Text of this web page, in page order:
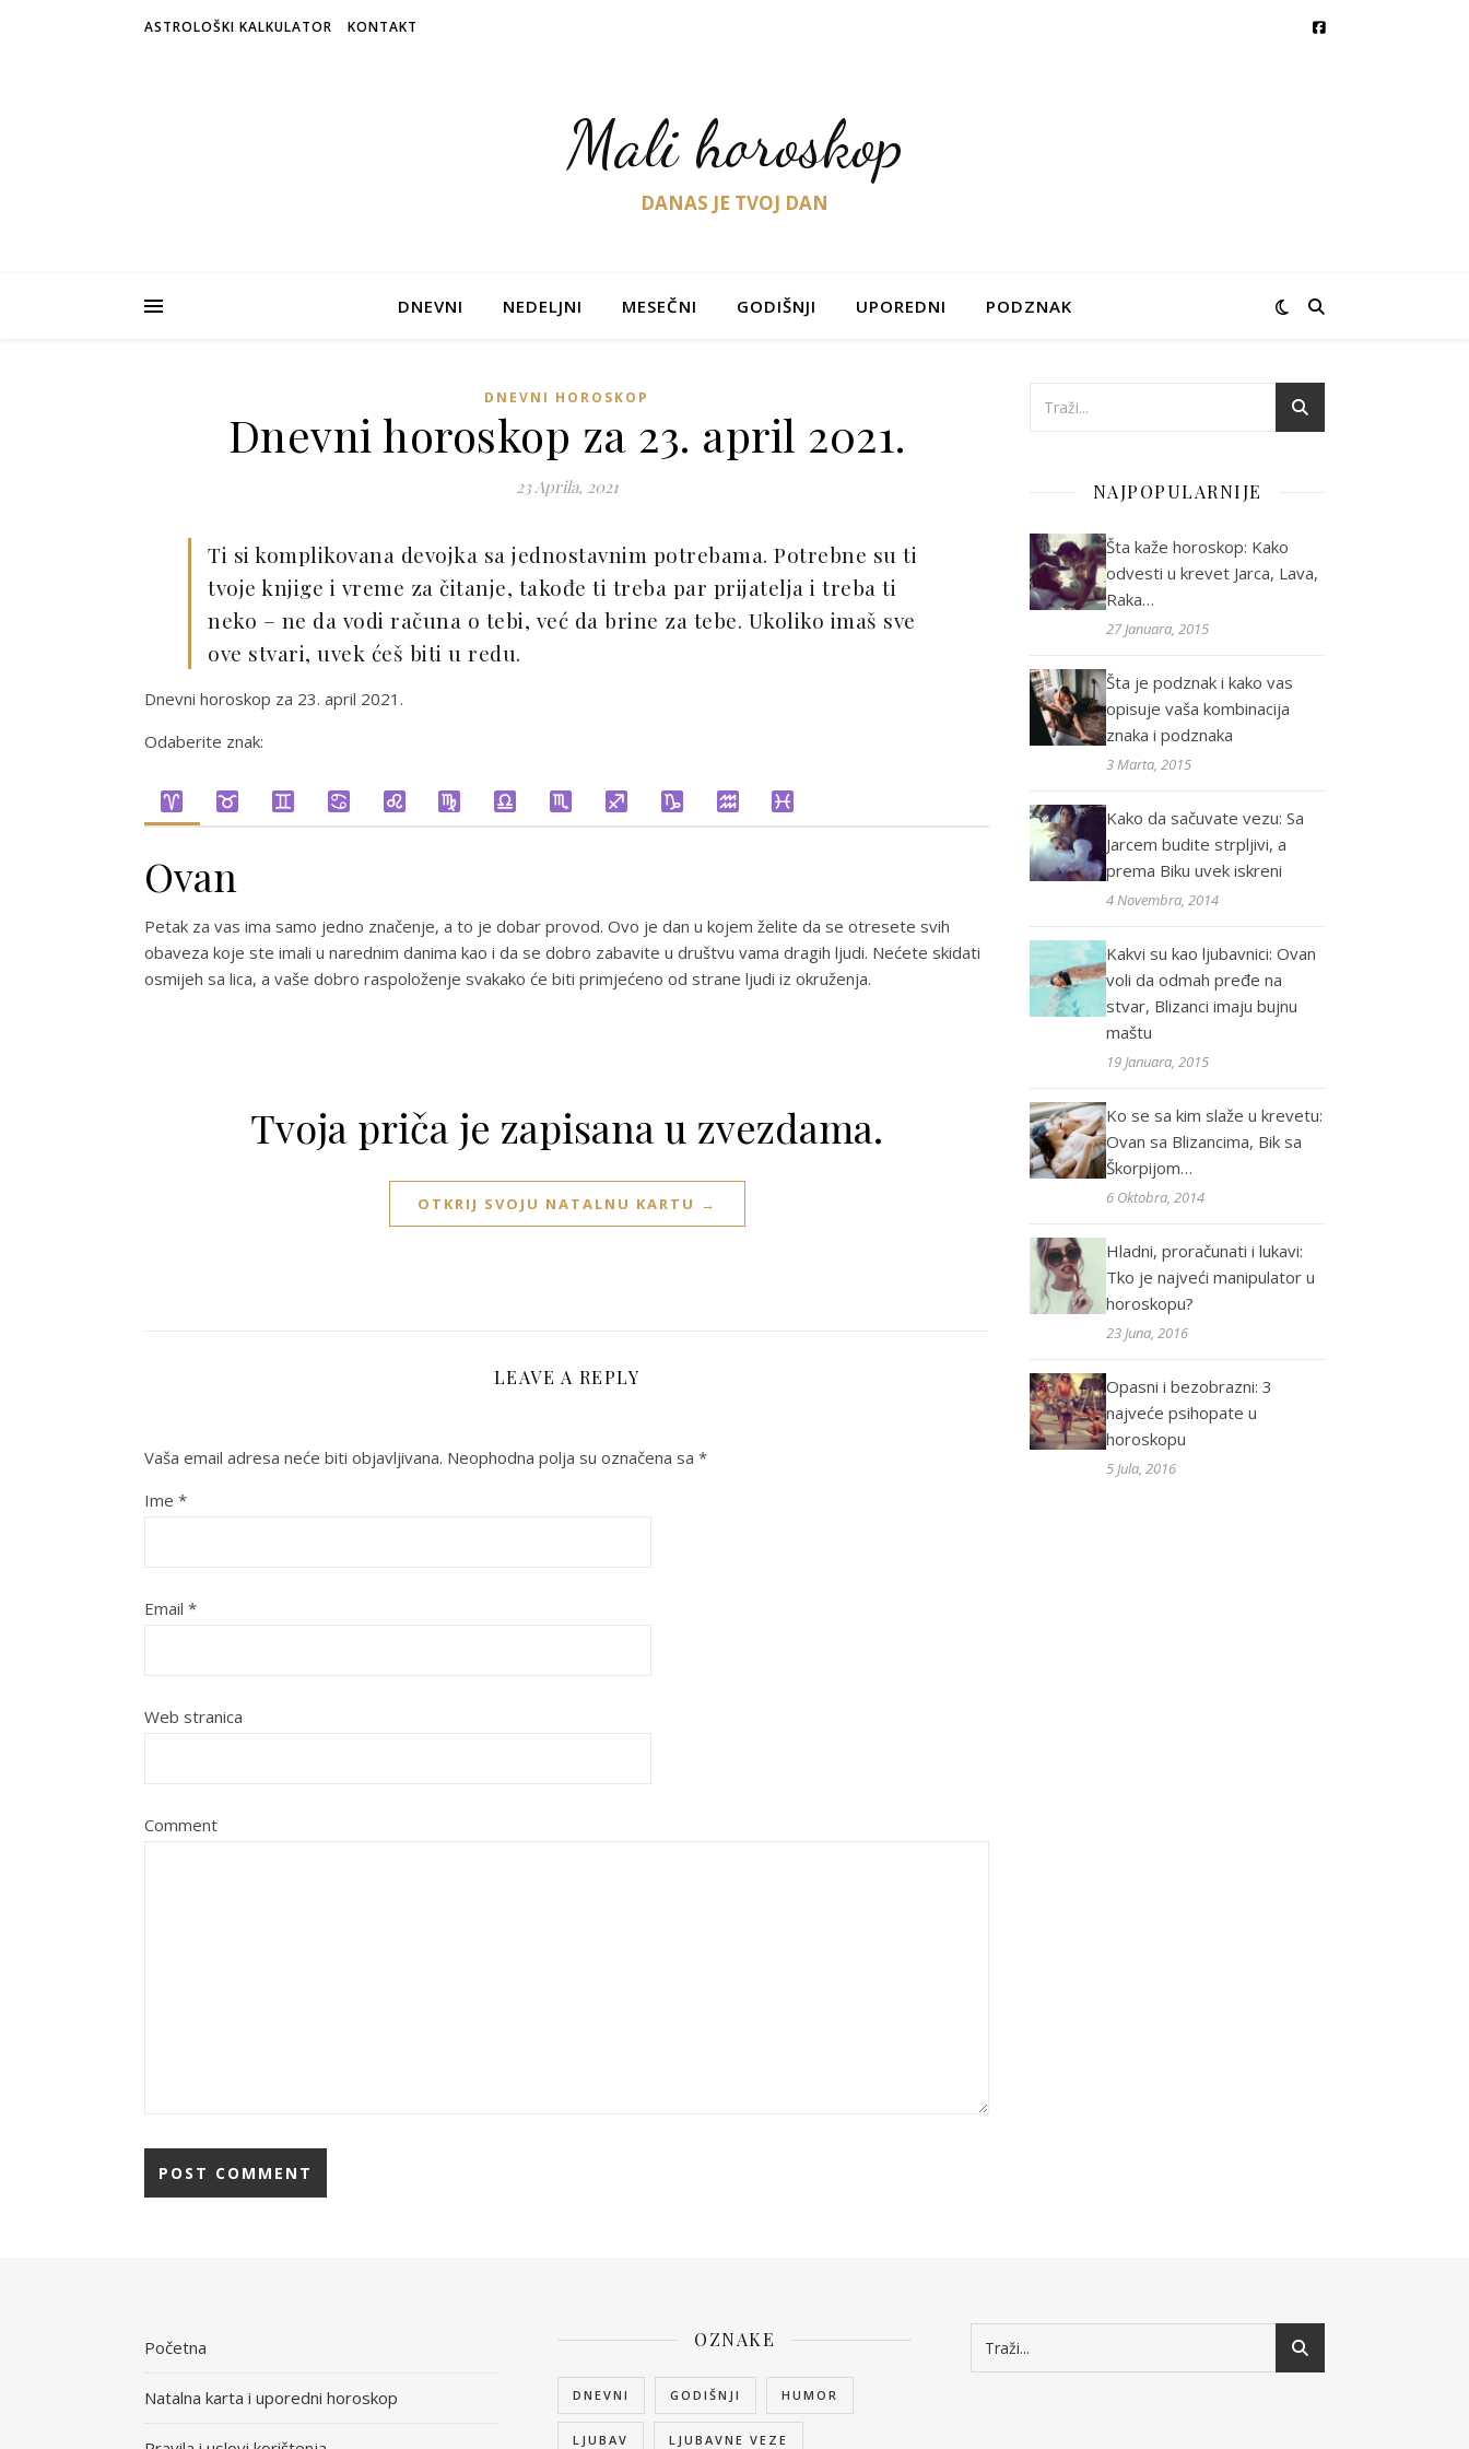
ASTROLOŠKI KALKULATOR KONTAKT
Mali horoskop
DANAS JE TVOJ DAN
DNEVNI NEDELJNI MESEČNI GODIŠNJI UPOREDNI PODZNAK
DNEVNI HOROSKOP
Dnevni horoskop za 23. april 2021.
23 Aprila, 2021
Ti si komplikovana devojka sa jednostavnim potrebama. Potrebne su ti
tvoje knjige i vreme za čitanje, takođe ti treba par prijatelja i treba ti
neko – ne da vodi računa o tebi, već da brine za tebe. Ukoliko imaš sve
ove stvari, uvek ćeš biti u redu.
Dnevni horoskop za 23. april 2021.
Odaberite znak:
Ovan
Petak za vas ima samo jedno značenje, a to je dobar provod. Ovo je dan u kojem želite da se otresete svih
obaveza koje ste imali u narednim danima kao i da se dobro zabavite u društvu vama dragih ljudi. Nećete skidati
osmijeh sa lica, a vaše dobro raspoloženje svakako će biti primjećeno od strane ljudi iz okruženja.
Tvoja priča je zapisana u zvezdama.
OTKRIJ SVOJU NATALNU KARTU →
LEAVE A REPLY
Vaša email adresa neće biti objavljivana. Neophodna polja su označena sa *
Ime *
Email *
Web stranica
Comment
NAJPOPULARNIJE
Šta kaže horoskop: Kako
odvesti u krevet Jarca, Lava,
Raka…
27 Januara, 2015
Šta je podznak i kako vas
opisuje vaša kombinacija
znaka i podznaka
3 Marta, 2015
Kako da sačuvate vezu: Sa
Jarcem budite strpljivi, a
prema Biku uvek iskreni
4 Novembra, 2014
Kakvi su kao ljubavnici: Ovan
voli da odmah pređe na
stvar, Blizanci imaju bujnu
maštu
19 Januara, 2015
Ko se sa kim slaže u krevetu:
Ovan sa Blizancima, Bik sa
Škorpijom…
6 Oktobra, 2014
Hladni, proračunati i lukavi:
Tko je najveći manipulator u
horoskopu?
23 Juna, 2016
Opasni i bezobrazni: 3
najveće psihopate u
horoskopu
5 Jula, 2016
Početna
Natalna karta i uporedni horoskop
OZNAKE
DNEVNI GODIŠNJI HUMOR
LJUBAV LJUBAVNE VEZE